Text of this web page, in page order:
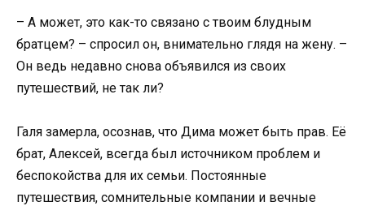
– А может, это как-то связано с твоим блудным
братцем? – спросил он, внимательно глядя на жену. –
Он ведь недавно снова объявился из своих
путешествий, не так ли?
Галя замерла, осознав, что Дима может быть прав. Её
брат, Алексей, всегда был источником проблем и
беспокойства для их семьи. Постоянные
путешествия, сомнительные компании и вечные